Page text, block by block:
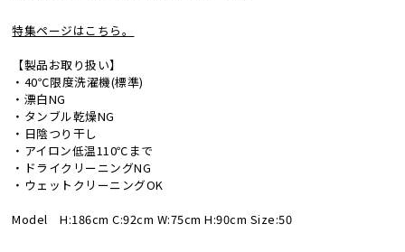
特集ページはこちら。
【製品お取り扱い】
・40℃限度洗濯機(標準)
・漂白NG
・タンブル乾燥NG
・日陰つり干し
・アイロン低温110℃まで
・ドライクリーニングNG
・ウェットクリーニングOK
Model H:186cm C:92cm W:75cm H:90cm Size:50